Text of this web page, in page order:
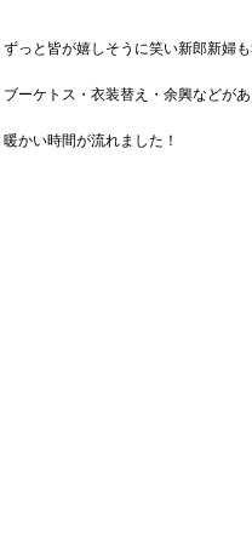
ずっと皆が嬉しそうに笑い新郎新婦
ブーケトス・衣装替え・余興などがあ
暖かい時間が流れました！